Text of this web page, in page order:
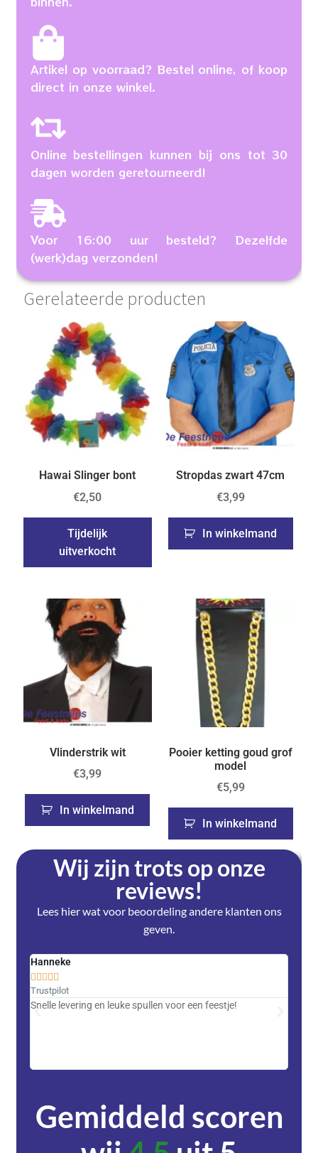
Artikel op voorraad? Bestel online, of koop
direct in onze winkel.
Online bestellingen kunnen bij ons tot 30
dagen worden geretourneerd!
Voor 16:00 uur besteld? Dezelfde
(werk)dag verzonden!
Gerelateerde producten
Hawai Slinger bont
€2,50
Tijdelijk
uitverkocht
Stropdas zwart 47cm
€3,99
In winkelmand
Vlinderstrik wit
€3,99
In winkelmand
Pooier ketting goud grof
model
€5,99
In winkelmand
Wij zijn trots op onze
reviews!
Lees hier wat voor beoordeling andere klanten ons
geven.
Hanneke

Trustpilot
Snelle levering en leuke spullen voor een feestje!
Gemiddeld scoren